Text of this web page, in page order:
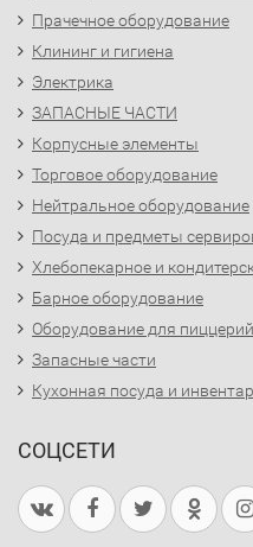
Прачечное оборудование
Клининг и гигиена
Электрика
ЗАПАСНЫЕ ЧАСТИ
Корпусные элементы
Торговое оборудование
Нейтральное оборудование
Посуда и предметы
Хлебопекарное и
Барное оборудование
Оборудование для пиццерий
Запасные части
Кухонная посуда и
СОЦСЕТИ